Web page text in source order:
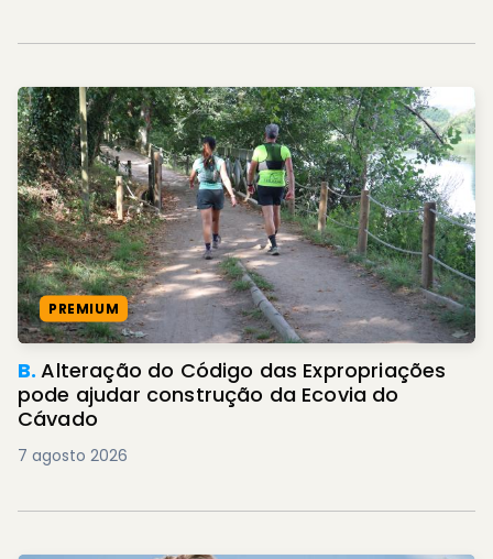
PREMIUM
B.Alteração do Código das Expropriações
pode ajudar construção da Ecovia do
Cávado
7 agosto 2026